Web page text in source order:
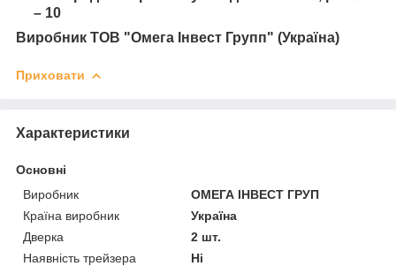
– 10
Виробник ТОВ "Омега Інвест Групп" (Україна)
Приховати
Характеристики
Основні
Виробник
ОМЕГА ІНВЕСТ ГРУП
Країна виробник
Україна
Дверка
2 шт.
Наявність трейзера
Ні